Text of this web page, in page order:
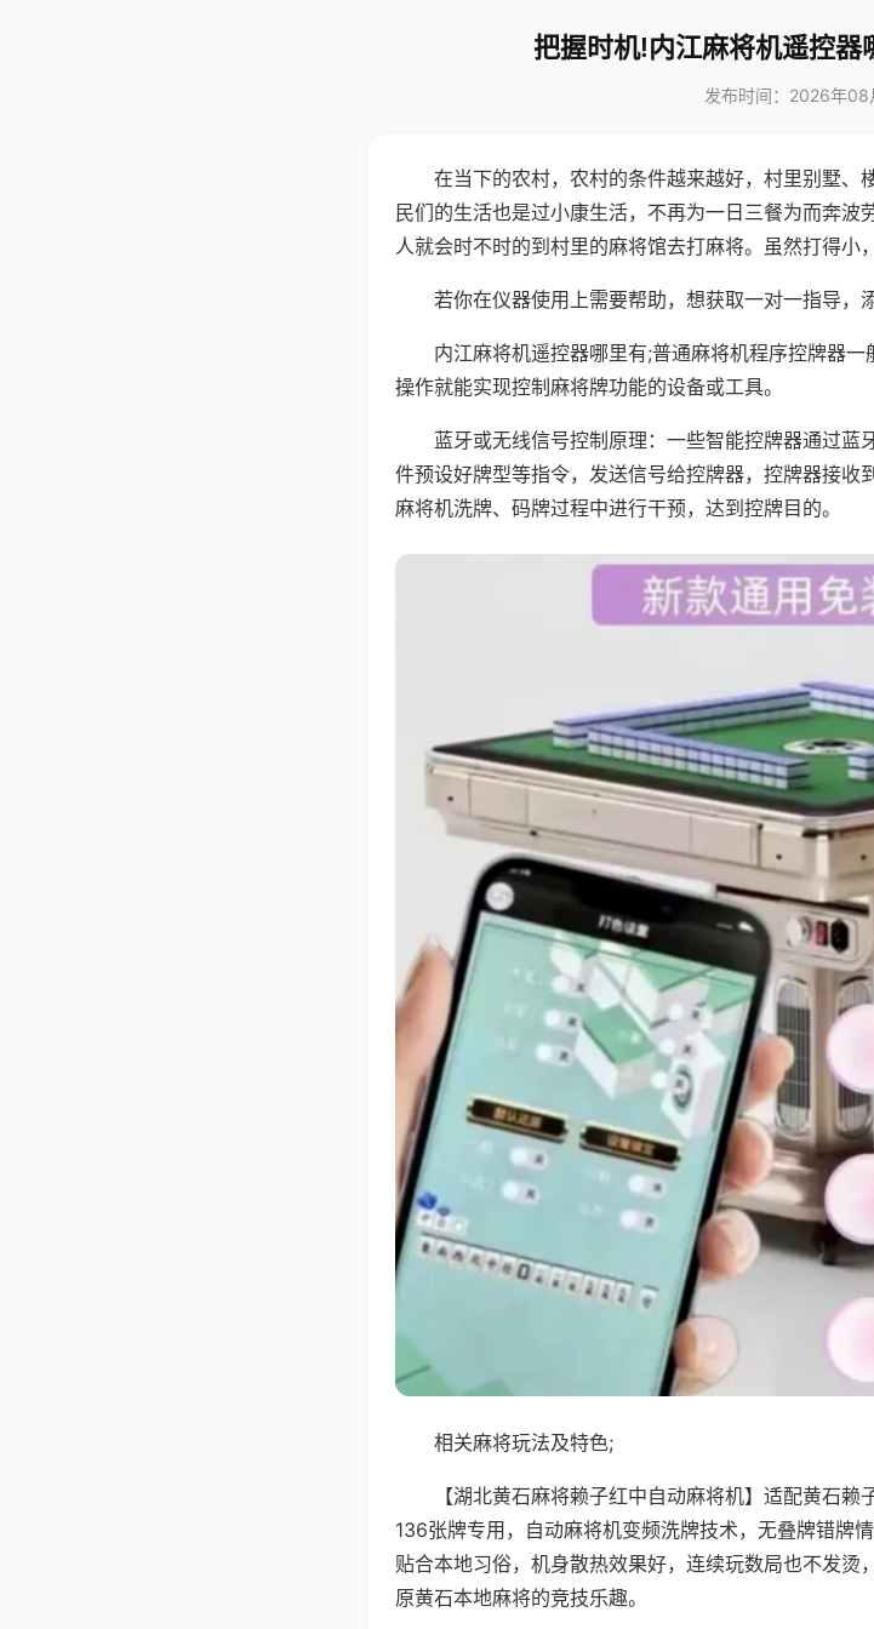
把握时机!内江麻将机遥控器
发布时间：2026年08
在当下的农村，农村的条件越来越好，村里别墅、
民们的生活也是过小康生活，不再为一日三餐为而奔
人就会时不时的到村里的麻将馆去打麻将。虽然打得小
若你在仪器使用上需要帮助，想获取一对一指导，
内江麻将机遥控器哪里有;普通麻将机程序控牌器
操作就能实现控制麻将牌功能的设备或工具。
蓝牙或无线信号控制原理：一些智能控牌器通过
件预设好牌型等指令，发送信号给控牌器，控牌器接收
麻将机洗牌、码牌过程中进行干预，达到控牌目的。
相关麻将玩法及特色;
【湖北黄石麻将赖子红中自动麻将机】适配黄石赖
136张牌专用，自动麻将机变频洗牌技术，无叠牌错牌
贴合本地习俗，机身散热效果好，连续玩数局也不发烫
原黄石本地麻将的竞技乐趣。